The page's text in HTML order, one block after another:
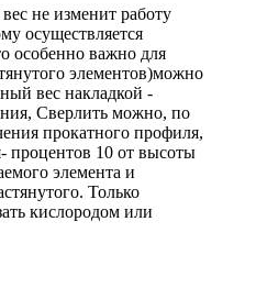
не изменит работу
осуществляется
особенно важно для
элементов)можно
вес накладкой -
Сверлить можно, по
прокатного профиля,
процентов 10 от высоты
элемента и
Только
кислородом или